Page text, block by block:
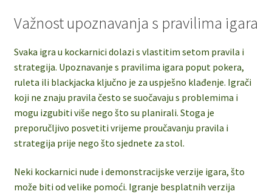
Važnost upoznavanja s pravilima igara
Svaka igra u kockarnici dolazi s vlastitim setom pravila i
strategija. Upoznavanje s pravilima igara poput pokera,
ruleta ili blackjacka ključno je za uspješno klađenje. Igrači
koji ne znaju pravila često se suočavaju s problemima i
mogu izgubiti više nego što su planirali. Stoga je
preporučljivo posvetiti vrijeme proučavanju pravila i
strategija prije nego što sjednete za stol.
Neki kockarnici nude i demonstracijske verzije igara, što
može biti od velike pomoći. Igranje besplatnih verzija